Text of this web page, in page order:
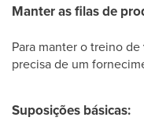
Manter as filas de
Para manter o treino de
precisa de um
Suposições básicas: